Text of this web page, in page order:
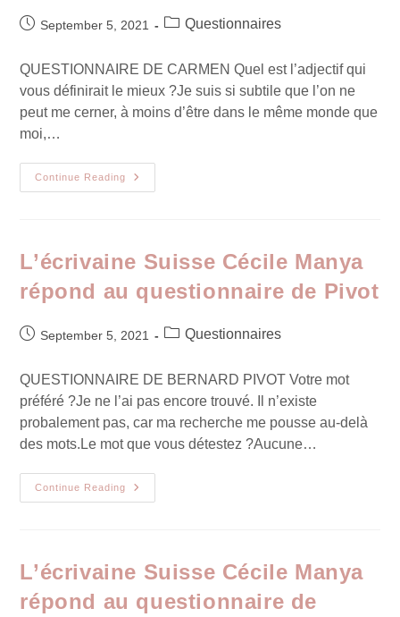
September 5, 2021 Questionnaires
QUESTIONNAIRE DE CARMEN Quel est l’adjectif qui
vous définirait le mieux ?Je suis si subtile que l’on ne
peut me cerner, à moins d’être dans le même monde que
moi,…
Continue Reading
L’écrivaine Suisse Cécile Manya
répond au questionnaire de Pivot
September 5, 2021 Questionnaires
QUESTIONNAIRE DE BERNARD PIVOT Votre mot
préféré ?Je ne l’ai pas encore trouvé. Il n’existe
probalement pas, car ma recherche me pousse au-delà
des mots.Le mot que vous détestez ?Aucune…
Continue Reading
L’écrivaine Suisse Cécile Manya
répond au questionnaire de